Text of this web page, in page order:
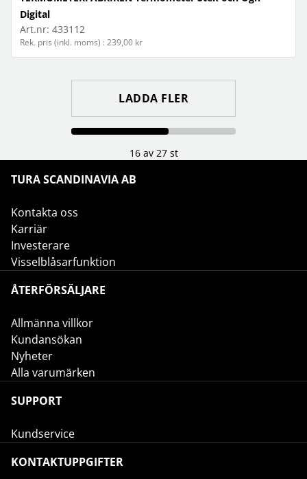
Digital
Art.nr: 433112
Rek. pris (inkl. moms) : 239,00 kr
LADDA FLER
16 av 27 st
TURA SCANDINAVIA AB
Kontakta oss
Karriär
Investerare
Visselblåsarfunktion
ÅTERFÖRSÄLJARE
Allmänna villkor
Kundansökan
Nyheter
Alla varumärken
SUPPORT
Kundservice
KONTAKTUPPGIFTER